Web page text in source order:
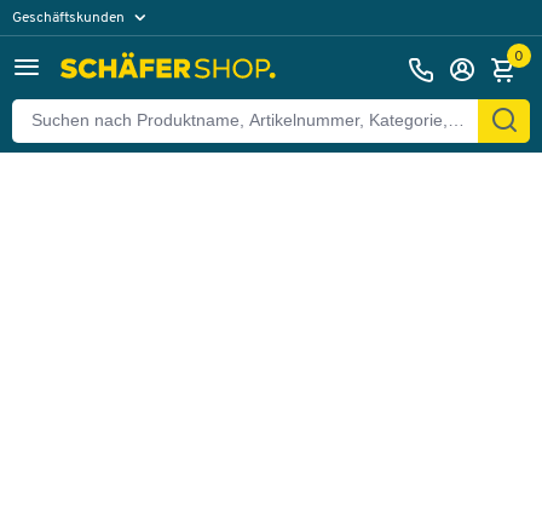
Geschäftskunden
0
Zurück